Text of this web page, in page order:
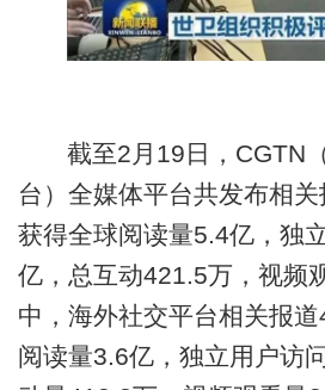
截至2月19日，CGTN
台）全媒体平台共发布相关
获得全球阅读量5.4亿，独
亿，总互动421.5万，视频
中，海外社交平台相关报
阅读量3.6亿，独立用户访